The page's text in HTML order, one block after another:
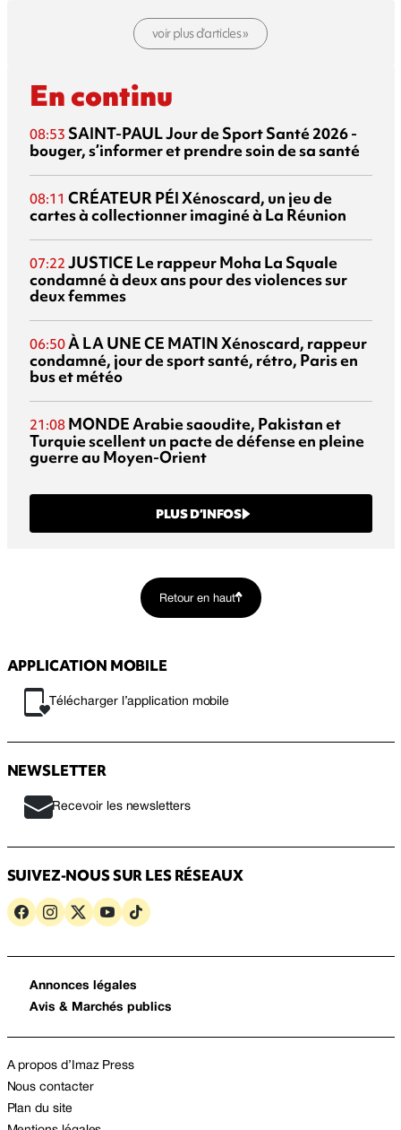
voir plus d’articles »
En continu
08:53 SAINT-PAULJour de Sport Santé 2026 -
bouger, s’informer et prendre soin de sa santé
08:11 CRÉATEUR PÉIXénoscard, un jeu de
cartes à collectionner imaginé à La Réunion
07:22 JUSTICE Le rappeur Moha La Squale
condamné à deux ans pour des violences sur
deux femmes
06:50À LA UNE CE MATINXénoscard, rappeur
condamné, jour de sport santé, rétro, Paris en
bus et météo
21:08 MONDEArabie saoudite, Pakistan et
Turquie scellent un pacte de défense en pleine
guerre au Moyen-Orient
PLUS D’INFOS
Retour en haut
APPLICATION MOBILE
Télécharger l’application mobile
NEWSLETTER
Recevoir les newsletters
SUIVEZ-NOUS SUR LES RÉSEAUX
Annonces légales
Avis & Marchés publics
A propos d’Imaz Press
Nous contacter
Plan du site